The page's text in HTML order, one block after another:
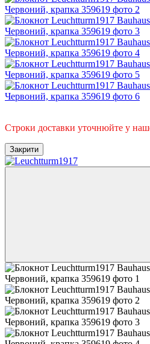
Строки доставки уточнюйте у
Закрити